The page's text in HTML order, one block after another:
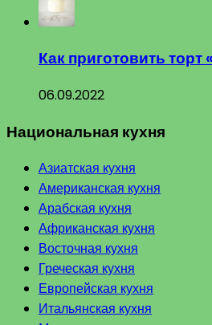
Как приготовить торт
06.09.2022
Национальная кухня
Азиатская кухня
Американская кухня
Арабская кухня
Африканская кухня
Восточная кухня
Греческая кухня
Европейская кухня
Итальянская кухня